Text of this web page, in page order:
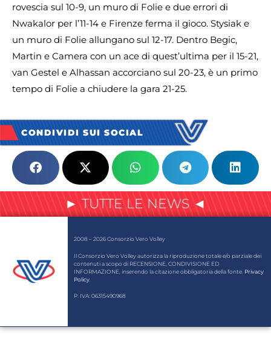
rovescia sul 10-9, un muro di Folie e due errori di
Nwakalor per l’11-14 e Firenze ferma il gioco. Stysiak e
un muro di Folie allungano sul 12-17. Dentro Begic,
Martin e Camera con un ace di quest’ultima per il 15-21,
van Gestel e Alhassan accorciano sul 20-23, è un primo
tempo di Folie a chiudere la gara 21-25.
CONDIVIDI SUI SOCIAL
► TUTTE LE NEWS ◄
2008 – 2026 Consorzio Vero Volley
Il Consorzio Vero Volley autorizza la riproduzione totale e/o parziale dei
contenuti a scopo di RECENSIONE, CONDIVISIONE ED
INFORMAZIONE, inserendo la citazione obbligatoria della fonte. Privacy
Policy
P. IVA: 06315490968